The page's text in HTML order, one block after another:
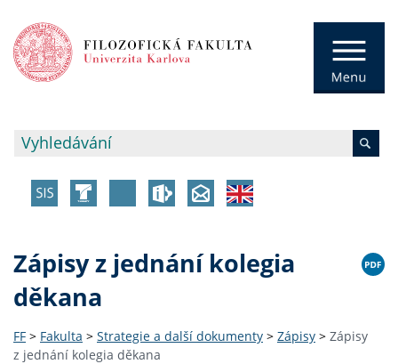
Zápisy z jednání kolegia
děkana
FF > Fakulta > Strategie a další dokumenty > Zápisy > Zápisy
z jednání kolegia děkana